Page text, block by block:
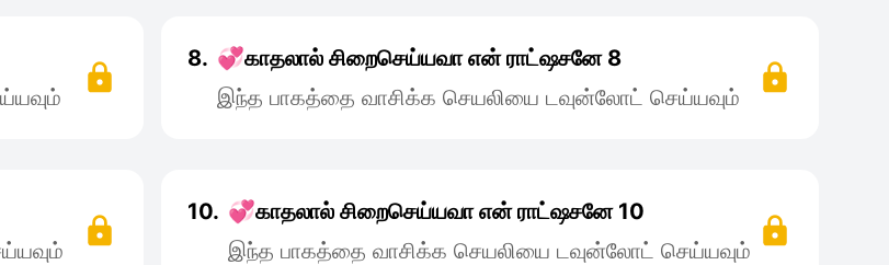
8. 💞காதலால் சிறைசெய்யவா என் ராட்ஷசனே 8
இந்த பாகத்தை வாசிக்க செயலியை டவுன்லோட் செய்யவும்
10. 💞காதலால் சிறைசெய்யவா என் ராட்ஷசனே 10
இந்த பாகத்தை வாசிக்க செயலியை டவுன்லோட் செய்யவும்